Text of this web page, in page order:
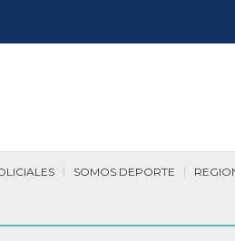
SOMOS DEPORTE